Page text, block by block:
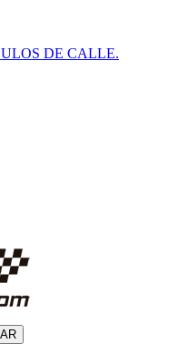
DE CALLE.